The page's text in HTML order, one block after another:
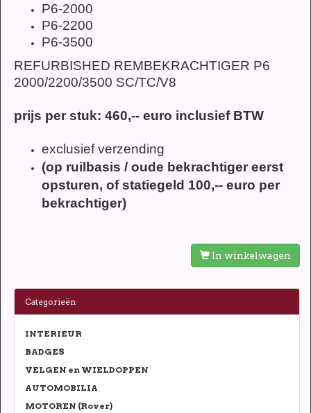
P6-2000
P6-2200
P6-3500
REFURBISHED REMBEKRACHTIGER P6
2000/2200/3500 SC/TC/V8
prijs per stuk:460,-- euro inclusief BTW
exclusief verzending
(op ruilbasis / oude bekrachtiger eerst
opsturen, of statiegeld 100,-- euro per
bekrachtiger)
In winkelwagen
Categorieën
INTERIEUR
BADGES
VELGEN en WIELDOPPEN
AUTOMOBILIA
MOTOREN (Rover)